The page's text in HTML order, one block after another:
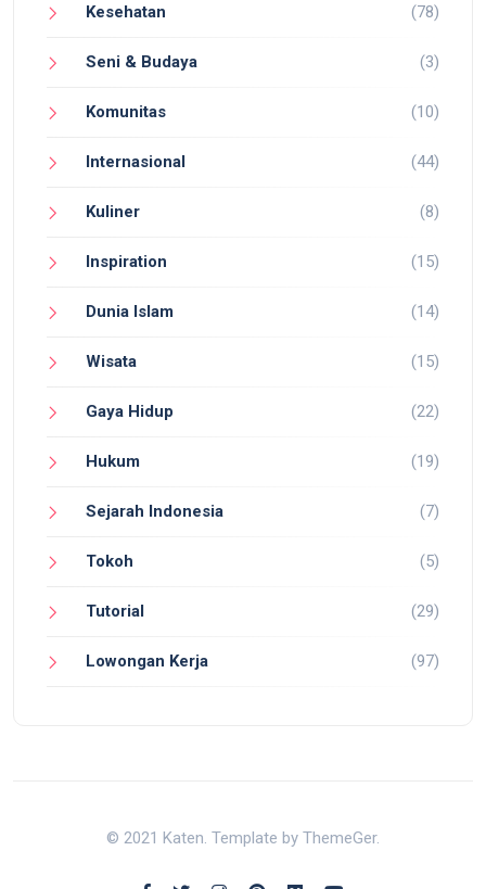
Kesehatan (78)
Seni & Budaya (3)
Komunitas (10)
Internasional (44)
Kuliner (8)
Inspiration (15)
Dunia Islam (14)
Wisata (15)
Gaya Hidup (22)
Hukum (19)
Sejarah Indonesia (7)
Tokoh (5)
Tutorial (29)
Lowongan Kerja (97)
© 2021 Katen. Template by ThemeGer.